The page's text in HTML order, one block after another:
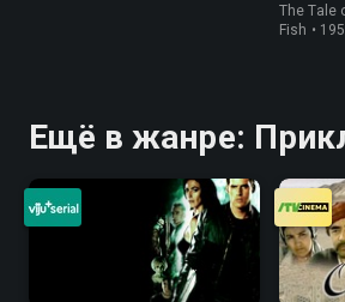
The Tale
Fish •
Ещё в жанре: